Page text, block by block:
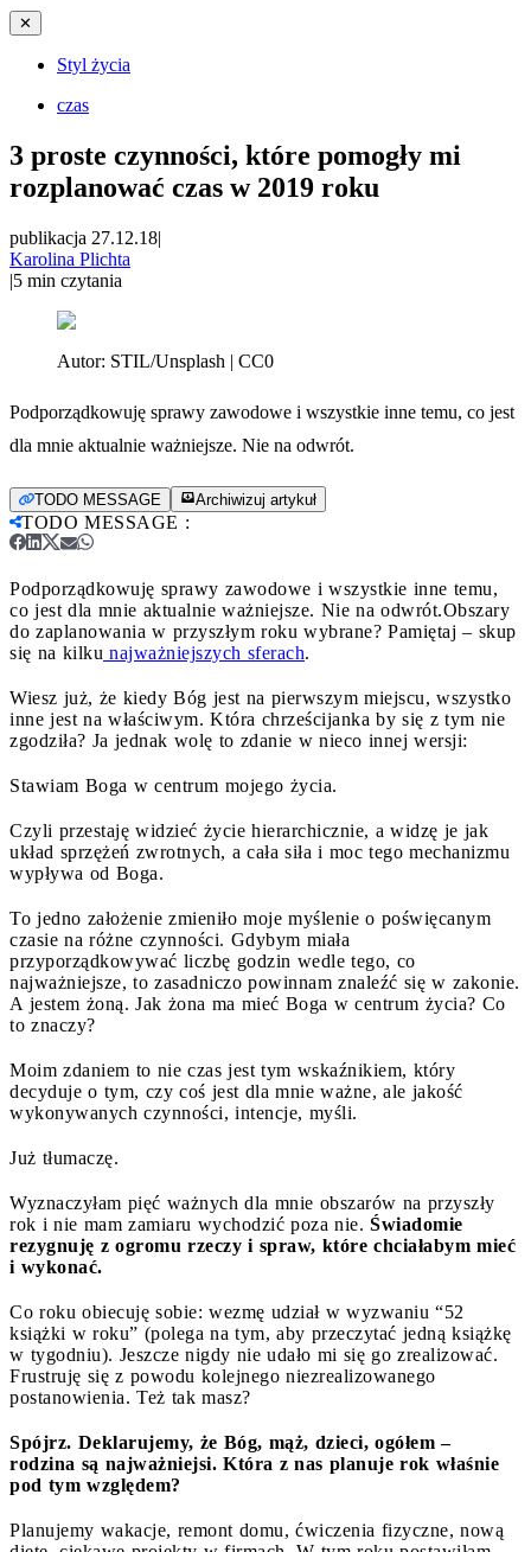
✕
Styl życia
czas
3 proste czynności, które pomogły mi
rozplanować czas w 2019 roku
publikacja 27.12.18|
Karolina Plichta
|5 min czytania
Autor: STIL/Unsplash | CC0
Podporządkowuję sprawy zawodowe i wszystkie inne temu, co jest
dla mnie aktualnie ważniejsze. Nie na odwrót.
TODO MESSAGE Archiwizuj artykuł
TODO MESSAGE :
Podporządkowuję sprawy zawodowe i wszystkie inne temu,
co jest dla mnie aktualnie ważniejsze. Nie na odwrót.Obszary
do zaplanowania w przyszłym roku wybrane? Pamiętaj – skup
się na kilku najważniejszych sferach.
Wiesz już, że kiedy Bóg jest na pierwszym miejscu, wszystko
inne jest na właściwym. Która chrześcijanka by się z tym nie
zgodziła? Ja jednak wolę to zdanie w nieco innej wersji:
Stawiam Boga w centrum mojego życia.
Czyli przestaję widzieć życie hierarchicznie, a widzę je jak
układ sprzężeń zwrotnych, a cała siła i moc tego mechanizmu
wypływa od Boga.
To jedno założenie zmieniło moje myślenie o poświęcanym
czasie na różne czynności. Gdybym miała
przyporządkowywać liczbę godzin wedle tego, co
najważniejsze, to zasadniczo powinnam znaleźć się w zakonie.
A jestem żoną. Jak żona ma mieć Boga w centrum życia? Co
to znaczy?
Moim zdaniem to nie czas jest tym wskaźnikiem, który
decyduje o tym, czy coś jest dla mnie ważne, ale jakość
wykonywanych czynności, intencje, myśli.
Już tłumaczę.
Wyznaczyłam pięć ważnych dla mnie obszarów na przyszły
rok i nie mam zamiaru wychodzić poza nie. Świadomie
rezygnuję z ogromu rzeczy i spraw, które chciałabym mieć
i wykonać.
Co roku obiecuję sobie: wezmę udział w wyzwaniu “52
książki w roku” (polega na tym, aby przeczytać jedną książkę
w tygodniu). Jeszcze nigdy nie udało mi się go zrealizować.
Frustruję się z powodu kolejnego niezrealizowanego
postanowienia. Też tak masz?
Spójrz. Deklarujemy, że Bóg, mąż, dzieci, ogółem –
rodzina są najważniejsi. Która z nas planuje rok właśnie
pod tym względem?
Planujemy wakacje, remont domu, ćwiczenia fizyczne, nową